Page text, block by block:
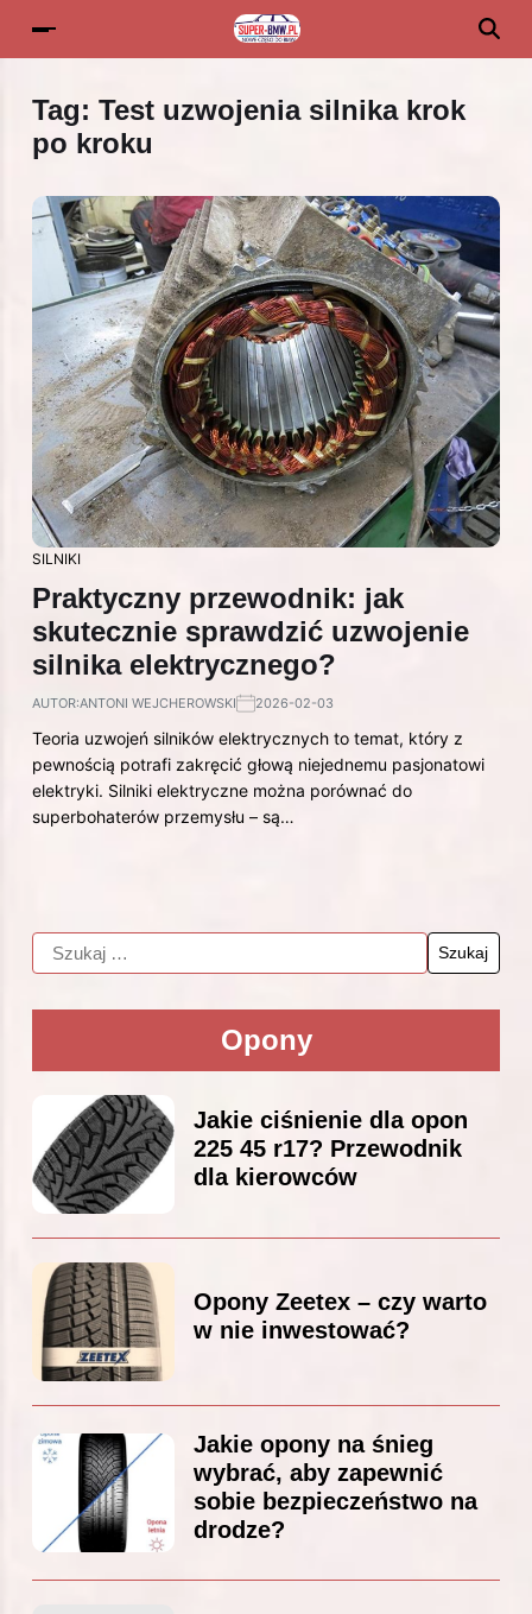
Tag: Test uzwojenia silnika krok
po kroku
SILNIKI
Praktyczny przewodnik: jak
skutecznie sprawdzić uzwojenie
silnika elektrycznego?
AUTOR:ANTONI WEJCHEROWSKI 2026-02-03
Teoria uzwojeń silników elektrycznych to temat, który z
pewnością potrafi zakręcić głową niejednemu pasjonatowi
elektryki. Silniki elektryczne można porównać do
superbohaterów przemysłu – są…
Opony
Jakie ciśnienie dla opon
225 45 r17? Przewodnik
dla kierowców
Opony Zeetex – czy warto
w nie inwestować?
Jakie opony na śnieg
wybrać, aby zapewnić
sobie bezpieczeństwo na
drodze?